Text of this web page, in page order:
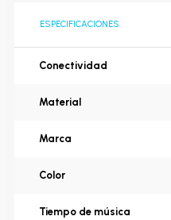
ESPECIFICACIONES
Conectividad
Material
Marca
Color
Tiempo de música